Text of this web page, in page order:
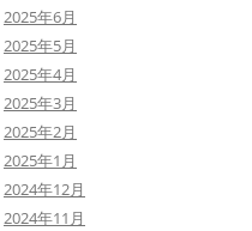
2025年6月
2025年5月
2025年4月
2025年3月
2025年2月
2025年1月
2024年12月
2024年11月